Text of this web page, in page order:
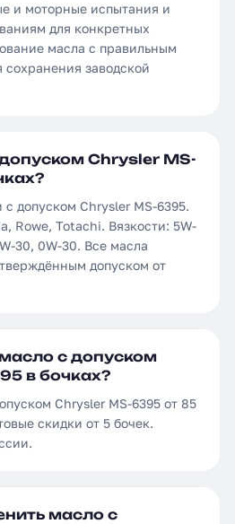
и моторные испытания и
для конкретных
масла с правильным
сохранения заводской
Chrysler MS-
допуском Chrysler MS-6395.
Rowe, Totachi. Вязкости: 5W-
30, 0W-30. Все масла
допуском от
с допуском
в бочках?
Chrysler MS-6395 от 85
скидки от 5 бочек.
масло с